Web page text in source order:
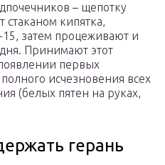
– щепотку
стаканом кипятка,
затем процеживают и
Принимают этот
первых
исчезновения всех
(белых пятен на руках,
герань